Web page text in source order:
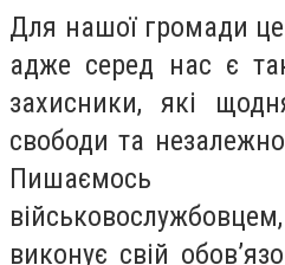
Для нашої громади це
адже серед нас є
захисники, які
свободи та
виконує свій